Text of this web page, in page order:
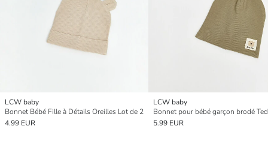
LCW baby
Bonnet Bébé Fille à Détails Oreilles Lot de 2
4.99 EUR
LCW baby
5.99 EUR